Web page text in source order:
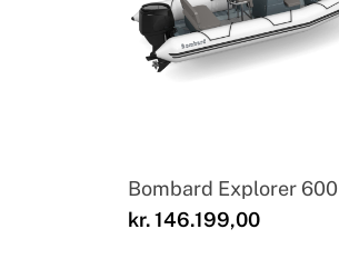
Bombard Explorer 600
kr.146.199,00